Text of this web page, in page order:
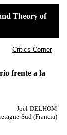
Theory of
Critics Corner
frente a la
Joël DELHOM
Sud (Francia)